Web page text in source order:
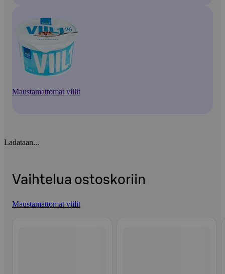
Maustamattomat viilit
Ladataan...
Vaihtelua ostoskoriin
Maustamattomat viilit